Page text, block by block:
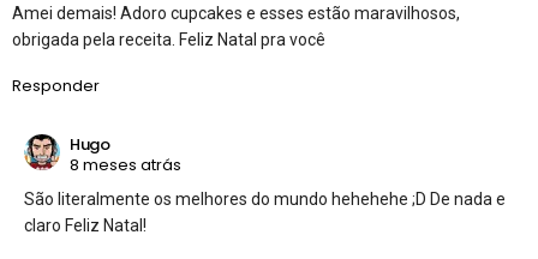
Amei demais! Adoro cupcakes e esses estão maravilhosos,
obrigada pela receita. Feliz Natal pra você
Responder
Hugo
8 meses atrás
São literalmente os melhores do mundo hehehehe ;D De nada e
claro Feliz Natal!